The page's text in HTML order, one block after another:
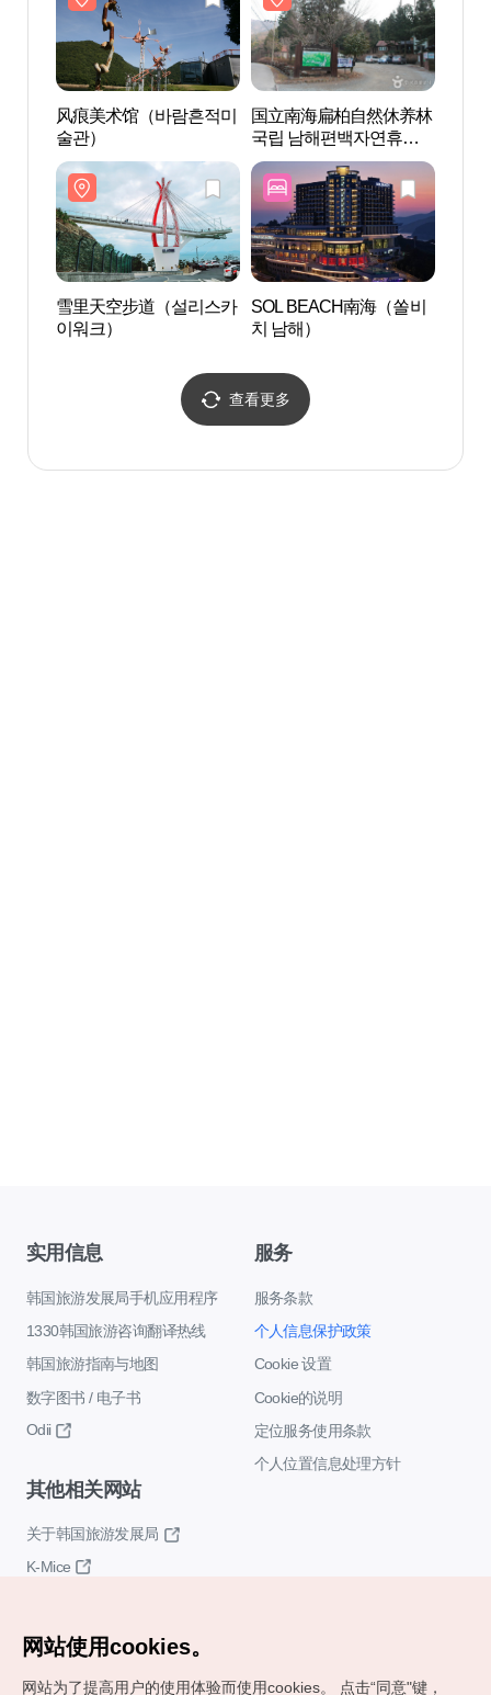
风痕美术馆（바람흔적미
술관）
国立南海扁柏自然休养林
국립 남해편백자연휴양
림
雪里天空步道（설리스카
이워크）
SOL BEACH南海（쏠비
치 남해）
查看更多
实用信息
韩国旅游发展局手机应用程序
1330韩国旅游咨询翻译热线
韩国旅游指南与地图
数字图书 / 电子书
Odii
服务
服务条款
个人信息保护政策
Cookie 设置
Cookie的说明
定位服务使用条款
个人位置信息处理方针
其他相关网站
关于韩国旅游发展局
K-Mice
网站使用cookies。
网站为了提高用户的使用体验而使用cookies。 点击“同意"键，